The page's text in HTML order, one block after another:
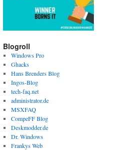
Blogroll
Windows Pro
Ghacks
Hans Brenders Blog
Ingos-Blog
tech-faq.net
administrator.de
MSXFAQ
CompeFF Blog
Deskmodder.de
Dr. Windows
Frankys Web